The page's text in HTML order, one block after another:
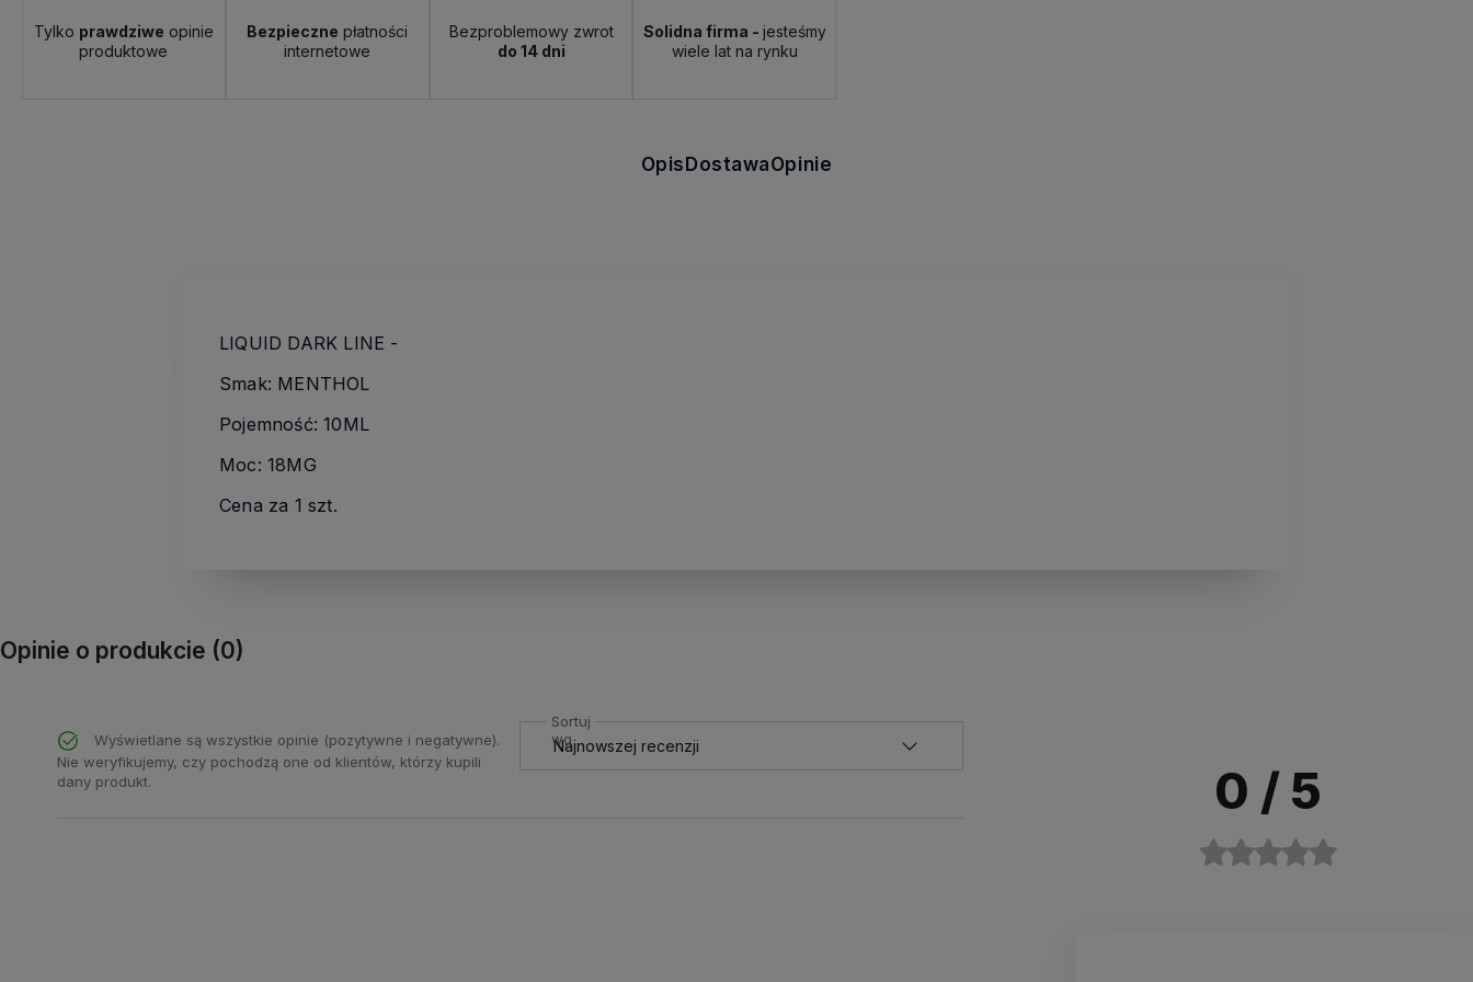
Tylko prawdziwe opinie
produktowe
Bezpieczne płatności
internetowe
Bezproblemowy zwrot
do 14 dni
Solidna firma - jesteśmy
wiele lat na rynku
Opis DostawaOpinie
LIQUID DARK LINE -
Smak: MENTHOL
Pojemność: 10ML
Moc: 18MG
Cena za 1 szt.
Opinie o produkcie (0)
0 / 5
Wyświetlane są wszystkie opinie (pozytywne i negatywne).
Nie weryfikujemy, czy pochodzą one od klientów, którzy kupili
dany produkt.
Sortuj
wg